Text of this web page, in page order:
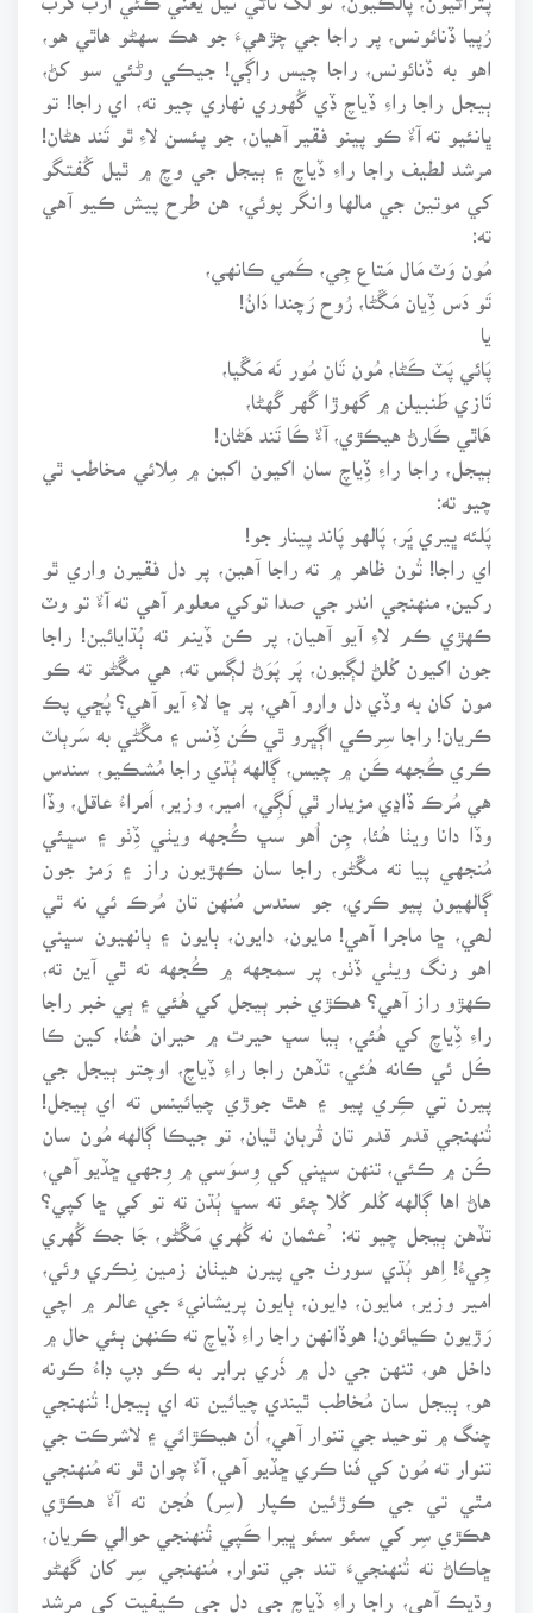
رُپيا ڏنائونس، پر راجا جي چڙهيءَ جو هڪ سهڻو هاٿي هو،
اهو به ڏنائونس، راجا چيس راڳي! جيڪي وڻئي سو کڻ،
ٻيجل راجا راءِ ڏياچ ڏي گُهوري نهاري چيو ته، اي راجا! تو
ڀانئيو ته آءٌ ڪو پينو فقير آهيان، جو پئسن لاءِ ٿو تَند هڻان!
مرشد لطيف راجا راءِ ڏياچ ۽ ٻيجل جي وچ ۾ ٿيل گُفتگو
کي موتين جي مالها وانگر پوئي، هن طرح پيش ڪيو آهي
مُون وَٽ مَال مَتاع جِي، ڪَمي ڪانهي،
تَو دَس ڏِيان مَڱڻا، رُوح رَچندا دَانُ!
يا
پَائي پَٽ ڪَڻا، مُون تَان مُور نَه مَڱيا،
تَازي طَنبيلن ۾ گهوڙا گَهر گَهڻا،
هَاٿي ڪَارڻ هيڪڙي، آءٌ ڪَا تَند هَڻان!
ٻيجل، راجا راءِ ڏِياچ سان اکيون اکين ۾ مِلائي مخاطب ٿي
پَلئه ڀيري ڀَر، پَالهو پَاند پينار جو!
اي راجا! تُون ظاهر ۾ ته راجا آهين، پر دل فقيرن واري ٿو
رکين، منهنجي اندر جي صدا توکي معلوم آهي ته آءٌ تو وٽ
ڪهڙي ڪم لاءِ آيو آهيان، پر ڪن ڏينم ته ٻُڌايائين! راجا
جون اکيون کُلڻ لڳيون، پَر پَوَڻ لڳس ته، هي مڱڻو ته ڪو
مون کان به وڏي دل وارو آهي، پر ڇا لاءِ آيو آهي؟ پُڇي پڪ
ڪريان! راجا سِرڪي اڳڀرو ٿي ڪَن ڏِنس ۽ مڱڻي به سَرٻاٽ
ڪري ڪُجهه ڪَن ۾ چيس، ڳالهه ٻُڌي راجا مُشڪيو، سندس
هي مُرڪ ڏاڍي مزيدار ٿي لَڳِي، امير، وزير، اَمراءُ عاقل، وڏا
وڏا دانا ويٺا هُئا، جِن اُهو سڀ ڪُجهه ويٺي ڏِٺو ۽ سڀئي
مُنجهي پيا ته مڱڻو، راجا سان ڪهڙيون راز ۽ رَمز جون
ڳالهيون پيو ڪري، جو سندس مُنهن تان مُرڪ ئي نه ٿي
لھي، ڇا ماجرا آهي! مايون، دايون، ٻايون ۽ ٻانهيون سڀني
اهو رنگ ويٺي ڏٺو، پر سمجهه ۾ ڪُجهه نه ٿي آين ته،
ڪهڙو راز آهي؟ هڪڙي خبر ٻيجل کي هُئي ۽ ٻي خبر راجا
راءِ ڏِياچ کي هُئي، ٻيا سڀ حيرت ۾ حيران هُئا، کين ڪا
ڪَل ئي ڪانه هُئي، تڏهن راجا راءِ ڏياچ، اوچتو ٻيجل جي
پيرن تي ڪِري پيو ۽ هٿ جوڙي چيائينس ته اي ٻيجل!
تُنهنجي قدم قدم تان قُربان ٿيان، تو جيڪا ڳالهه مُون سان
ڪَن ۾ ڪئي، تنهن سڀني کي وِسوَسي ۾ وِجهي ڇڏيو آهي،
هاڻ اها ڳالهه کُلم کُلا چئو ته سڀ ٻُڌن ته تو کي ڇا کپي؟
تڏهن ٻيجل چيو ته: ’عثمان نه گُهري مَڱڻو، جَا جڪ گُهري
جِيءُ! اِهو ٻُڌي سورٺ جي پيرن هيٺان زمين نِڪري وئي،
امير وزير، مايون، دايون، ٻايون پريشانيءَ جي عالم ۾ اچي
رَڙيون ڪيائون! هوڏانهن راجا راءِ ڏياچ ته ڪنهن ٻئي حال ۾
داخل هو، تنهن جي دل ۾ ذَري برابر به ڪو ڊپ ڊاءُ ڪونه
هو، ٻيجل سان مُخاطب ٿيندي چيائين ته اي ٻيجل! تُنهنجي
چنگ ۾ توحيد جي تنوار آهي، اُن هيڪڙائي ۽ لاشرڪت جي
تنوار ته مُون کي فَنا ڪري ڇڏيو آهي، آءٌ چوان ٿو ته مُنهنجي
مٿي تي جي ڪوڙئين ڪپار (سِر) هُجن ته آءٌ هڪڙي
هڪڙي سِر کي سئو سئو ڀيرا ڪَپي تُنهنجي حوالي ڪريان،
ڇاڪاڻ ته تُنهنجيءَ تند جي تنوار، مُنهنجي سِر کان گهڻو
وڌيڪ آهي، راجا راءِ ڏياچ جي دل جي ڪيفيت کي مرشد